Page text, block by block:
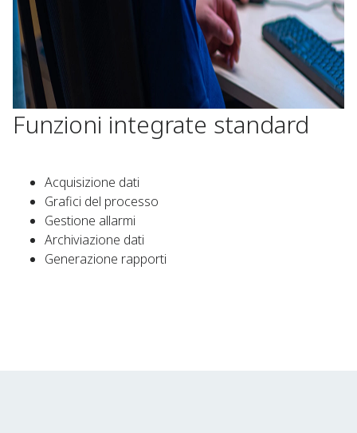
Funzioni integrate standard
Acquisizione dati
Grafici del processo
Gestione allarmi
Archiviazione dati
Generazione rapporti